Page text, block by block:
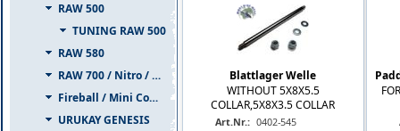
RAW 500
TUNING RAW 500
RAW 580
RAW 700 / Nitro / PIUMA
Fireball / Mini Comet
URUKAY GENESIS
Blattlager Welle
WITHOUT 5X8X5.5
COLLAR,5X8X3.5 COLLAR
Art.Nr.: 0402-545